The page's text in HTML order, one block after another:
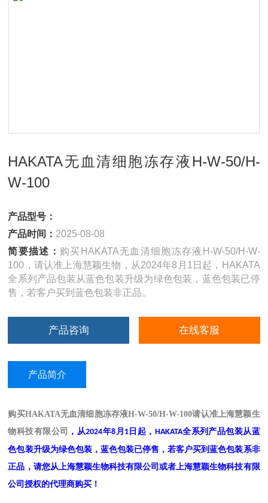
HAKATA无血清细胞冻存液H-W-50/H-
W-100
产品型号：
产品时间： 2025-08-08
简要描述： 购买HAKATA无血清细胞冻存液H-W-50/H-W-
100，请认准上海慧颖生物，从2024年8月1日起，HAKATA
全系列产品包装从蓝色包装升级为绿色包装，蓝色包装已停
售，若客户买到蓝色包装非正品。
产品咨询 在线客服
产品简介
购买HAKATA无血清细胞冻存液H-W-50/H-W-100请认准上海慧颖生
物科技有限公司
，从2024年8 月 1 日起， HAKATA全系列产品包装从蓝
色包装升级为绿色包装，蓝色包装已停售，若客户买到蓝色包装系非
正品， 请您从上海慧颖生物科技有限公司或者上海慧颖生物科技有限
公司授权的代理商购买！